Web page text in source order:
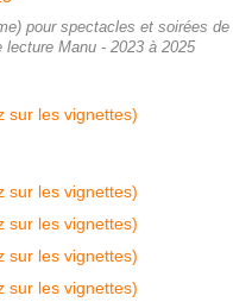
pour spectacles et soirées de
Manu - 2023 à 2025